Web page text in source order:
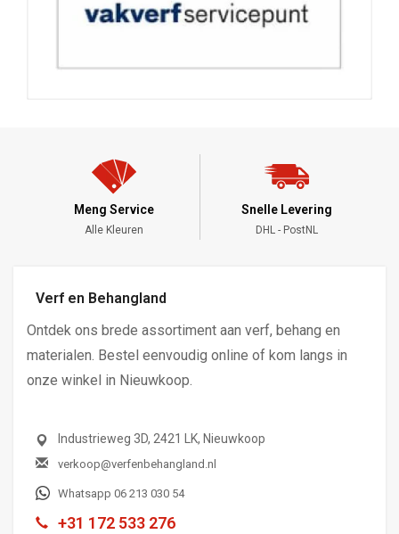
Meng Service
Alle Kleuren
Snelle Levering
DHL - PostNL
Verf en Behangland
Ontdek ons brede assortiment aan verf, behang en
materialen. Bestel eenvoudig online of kom langs in
onze winkel in Nieuwkoop.
Industrieweg 3D, 2421 LK, Nieuwkoop
verkoop@verfenbehangland.nl
Whatsapp 06 213 030 54
+31 172 533 276